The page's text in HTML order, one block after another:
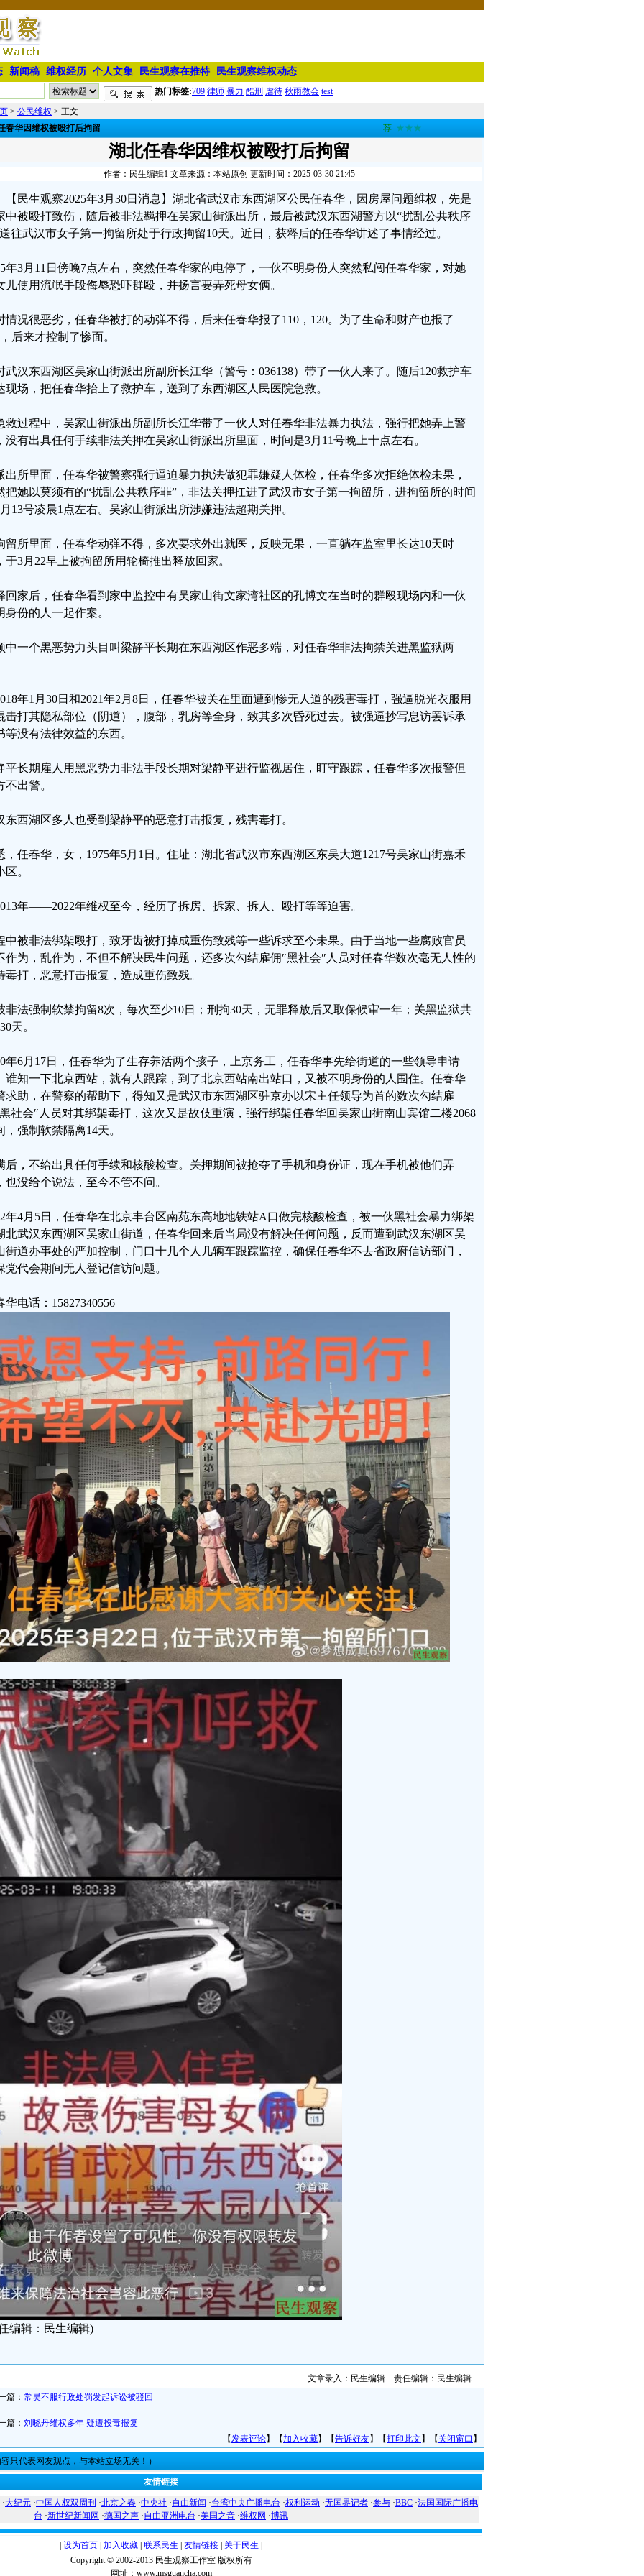
新闻稿 维权经历 个人文集 民生观察在推特 民生观察维权动态
热门标签:709 律师 暴力 酷刑 虐待 秋雨教会 test
> 公民维权 > 正文
春华因维权被殴打后拘留
荐 ★★★
湖北任春华因维权被殴打后拘留
作者：民生编辑1 文章来源：本站原创 更新时间：2025-03-30 21:45
【民生观察2025年3月30日消息】湖北省武汉市东西湖区公民任春华，因房屋问题维权，先是
中被殴打致伤，随后被非法羁押在吴家山街派出所，最后被武汉东西湖警方以“扰乱公共秩序
往武汉市女子第一拘留所处于行政拘留10天。近日，获释后的任春华讲述了事情经过。
年3月11日傍晚7点左右，突然任春华家的电停了，一伙不明身份人突然私闯任春华家，对她
儿使用流氓手段侮辱恐吓群殴，并扬言要弄死母女俩。
情况很恶劣，任春华被打的动弹不得，后来任春华报了110，120。为了生命和财产也报了
后来才控制了惨面。
武汉东西湖区吴家山街派出所副所长江华（警号：036138）带了一伙人来了。随后120救护车
现场，把任春华抬上了救护车，送到了东西湖区人民医院急救。
救过程中，吴家山街派出所副所长江华带了一伙人对任春华非法暴力执法，强行把她弄上警
没有出具任何手续非法关押在吴家山街派出所里面，时间是3月11号晚上十点左右。
出所里面，任春华被警察强行逼迫暴力执法做犯罪嫌疑人体检，任春华多次拒绝体检未果，
把她以莫须有的“扰乱公共秩序罪”，非法关押扛进了武汉市女子第一拘留所，进拘留所的时间
13号凌晨1点左右。吴家山街派出所涉嫌违法超期关押。
留所里面，任春华动弹不得，多次要求外出就医，反映无果，一直躺在监室里长达10天时
于3月22早上被拘留所用轮椅推出释放回家。
回家后，任春华看到家中监控中有吴家山街文家湾社区的孔博文在当时的群殴现场内和一伙
身份的人一起作案。
中一个黒恶势力头目叫梁静平长期在东西湖区作恶多端，对任春华非法拘禁关进黑监狱两
年1月30日和2021年2月8日，任春华被关在里面遭到惨无人道的残害毒打，强逼脱光衣服用
击打其隐私部位（阴道），腹部，乳房等全身，致其多次昏死过去。被强逼抄写息访罢诉承
等没有法律效益的东西。
平长期雇人用黑恶势力非法手段长期对梁静平进行监视居住，盯守跟踪，任春华多次报警但
不出警。
东西湖区多人也受到梁静平的恶意打击报复，残害毒打。
，任春华，女，1975年5月1日。住址：湖北省武汉市东西湖区东吴大道1217号吴家山街嘉禾
区。
年——2022年维权至今，经历了拆房、拆家、拆人、殴打等等迫害。
中被非法绑架殴打，致牙齿被打掉成重伤致残等一些诉求至今未果。由于当地一些腐败官员
作为，乱作为，不但不解决民生问题，还多次勾结雇佣″黑社会″人员对任春华数次毫无人性的
毒打，恶意打击报复，造成重伤致残。
非法强制软禁拘留8次，每次至少10日；刑拘30天，无罪释放后又取保候审一年；关黑监狱共
天。
年6月17日，任春华为了生存养活两个孩子，上京务工，任春华事先给街道的一些领导申请
谁知一下北京西站，就有人跟踪，到了北京西站南出站口，又被不明身份的人围住。任春华
求助，在警察的帮助下，得知又是武汉市东西湖区驻京办以宋主任领导为首的数次勾结雇
社会″人员对其绑架毒打，这次又是故伎重演，强行绑架任春华回吴家山街南山宾馆二楼2068
，强制软禁隔离14天。
后，不给出具任何手续和核酸检查。关押期间被抢夺了手机和身份证，现在手机被他们弄
也没给个说法，至今不管不问。
年4月5日，任春华在北京丰台区南苑东高地地铁站A口做完核酸检查，被一伙黑社会暴力绑架
北武汉东西湖区吴家山街道，任春华回来后当局没有解决任何问题，反而遭到武汉东湖区吴
街道办事处的严加控制，门口十几个人几辆车跟踪监控，确保任春华不去省政府信访部门，
党代会期间无人登记信访问题。
华电话：15827340556
编辑：民生编辑)
文章录入：民生编辑 责任编辑：民生编辑
篇： 常昊不服行政处罚发起诉讼被驳回
篇： 刘晓丹维权多年 疑遭投毒报复
【发表评论】【加入收藏】【告诉好友】【打印此文 】【 关闭窗口 】
只代表网友观点，与本站立场无关！）
友情链接
·大纪元 ·中国人权双周刊 ·北京之春 ·中央社 ·自由新闻 ·台湾中央广播电台 ·权利运动 ·无国界记者 ·参与 ·BBC ·法国国际广播电
台 ·新世纪新闻网 ·德国之声 ·自由亚洲电台 ·美国之音 ·维权网 ·博讯
设为首页 加入收藏 联系民生 友情链接 关于民生
Copyright © 2002-2013 民生观察工作室 版权所有
网址：www.msguancha.com